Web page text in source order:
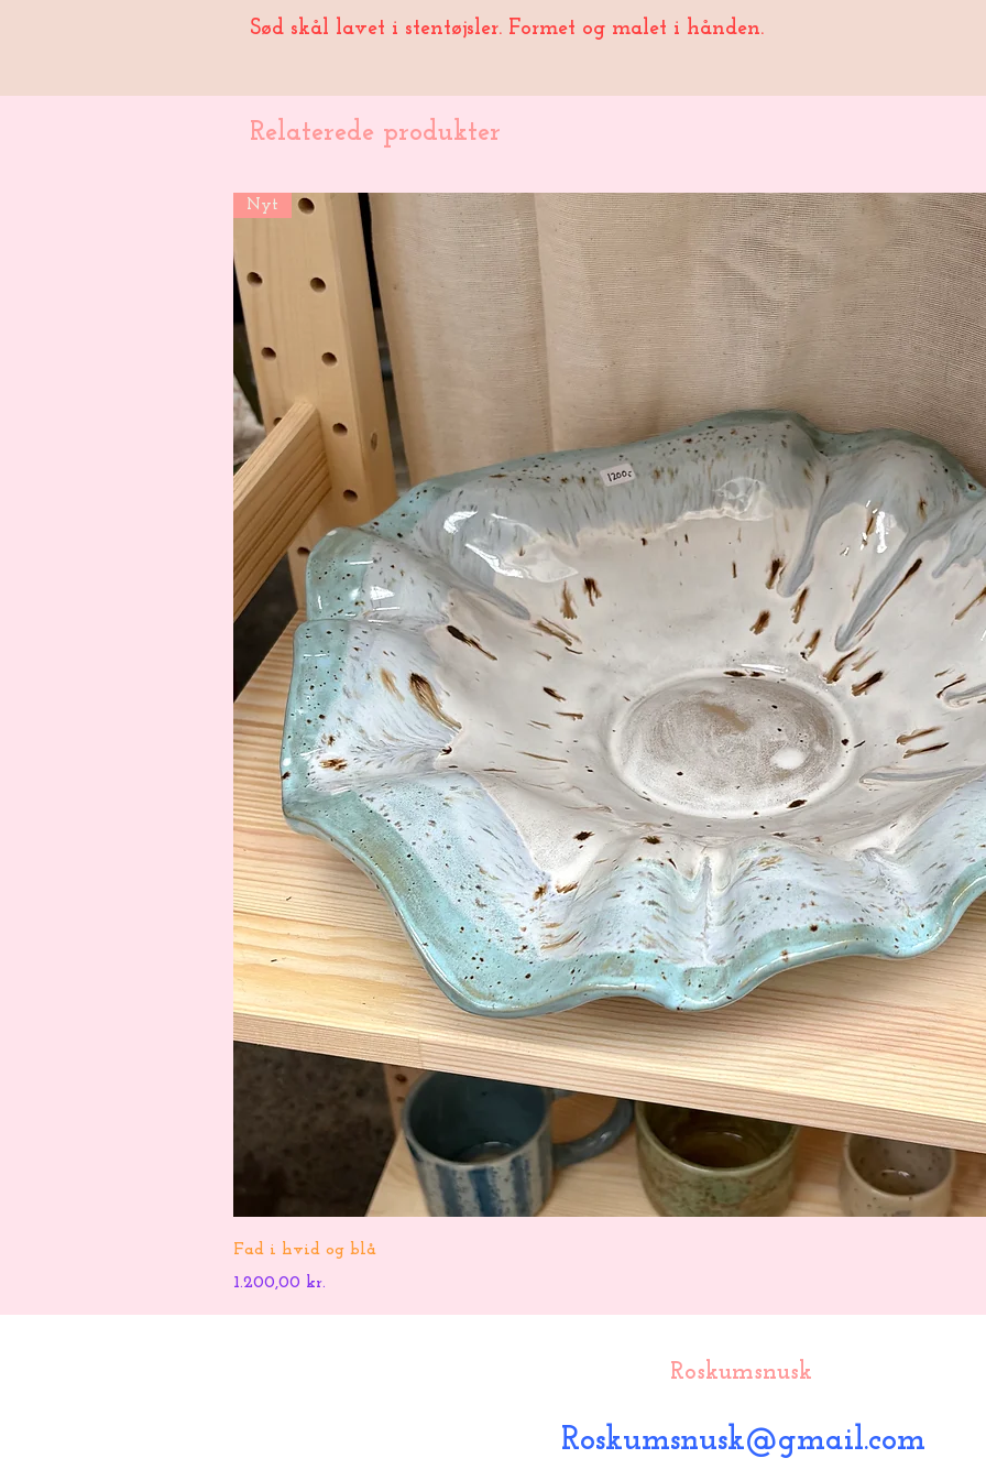
Sød skål lavet i stentøjsler. Formet og malet i hånden.
Relaterede produkter
Nyt
Fad i hvid og blå
Pris
1.200,00 kr.
Roskumsnusk
Roskumsnusk@gmail.com